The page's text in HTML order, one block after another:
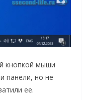
кнопкой мыши
панели, но не
ее.